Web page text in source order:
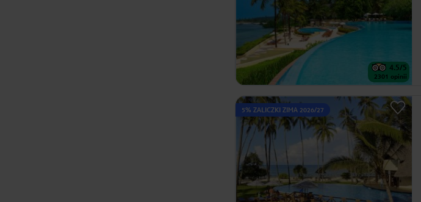
4.5/5
2301 opinii
5% ZALICZKI ZIMA 2026/27